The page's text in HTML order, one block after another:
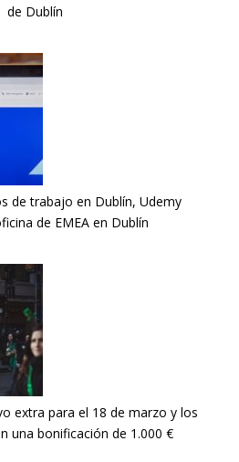
de Dublín
de trabajo en Dublín, Udemy
de EMEA en Dublín
extra para el 18 de marzo y los
una bonificación de 1.000 €